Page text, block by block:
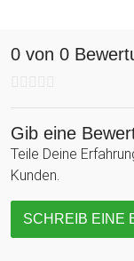
0 von 0
Gib eine
Teile Deine
Kunden.
SCHREIB EINE